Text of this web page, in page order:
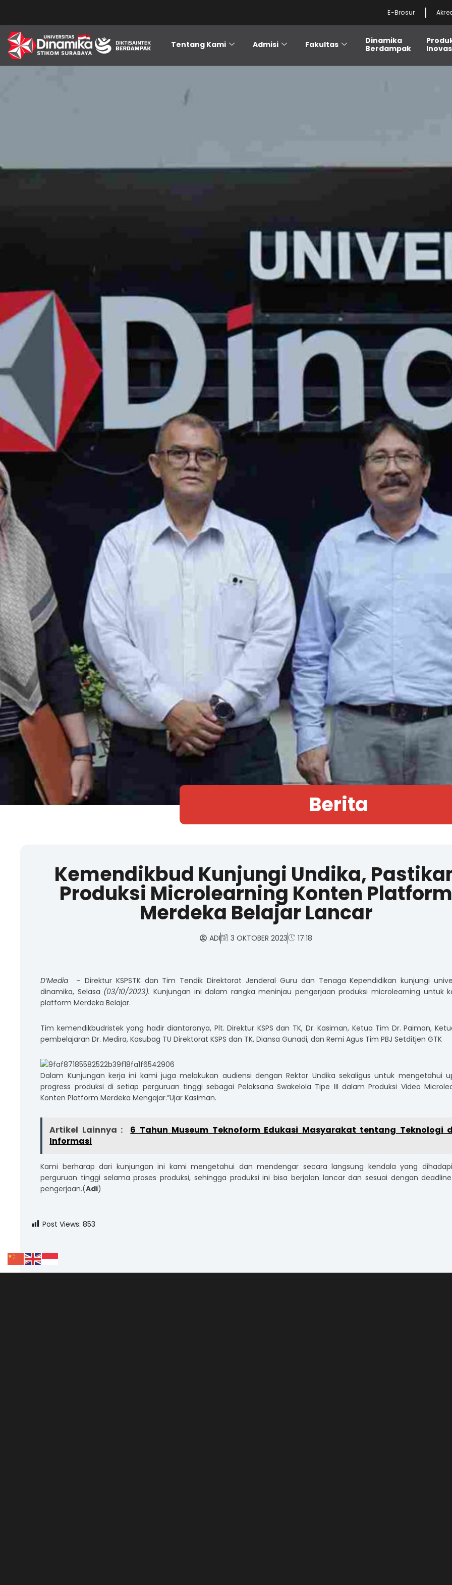
E-Brosur
Tentang Kami Admisi Fakultas
Dinamika
Berdampak
Berita
Kemendikbud Kunjungi Undika,
Produksi Microlearning Konten
Merdeka Belajar Lancar
ADI 3 OKTOBER 2023 17:18
D’Media – Direktur KSPSTK dan Tim Tendik Direktorat Jenderal Guru dan Tenaga Kependidikan kunjungi
dinamika, Selasa (03/10/2023).Kunjungan ini dalam rangka meninjau pengerjaan produksi microlearning untuk
platform Merdeka Belajar.
Tim kemendikbudristek yang hadir diantaranya, Plt. Direktur KSPS dan TK, Dr. Kasiman, Ketua Tim Dr. Paiman,
pembelajaran Dr. Medira, Kasubag TU Direktorat KSPS dan TK, Diansa Gunadi, dan Remi Agus Tim PBJ Setditjen GTK
Dalam Kunjungan kerja ini kami juga melakukan audiensi dengan Rektor Undika sekaligus untuk mengetahui
progress produksi di setiap perguruan tinggi sebagai Pelaksana Swakelola Tipe III dalam Produksi Video
Konten Platform Merdeka Mengajar.”Ujar Kasiman.
Artikel Lainnya :
6 Tahun Museum Teknoform Edukasi Masyarakat tentang Teknologi
Informasi
Kami berharap dari kunjungan ini kami mengetahui dan mendengar secara langsung kendala yang
perguruan tinggi selama proses produksi, sehingga produksi ini bisa berjalan lancar dan sesuai dengan
pengerjaan.(Adi)
Post Views: 853